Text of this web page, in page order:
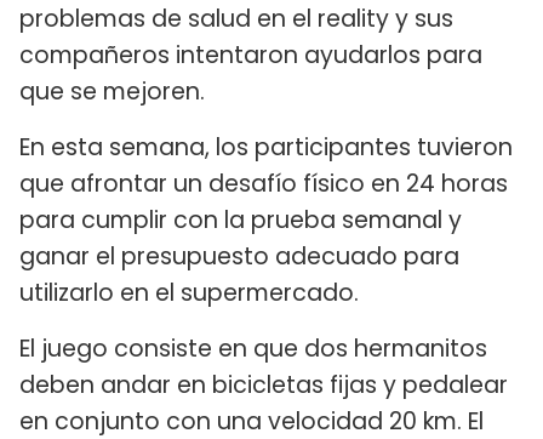
problemas de salud en el reality y sus
compañeros intentaron ayudarlos para
que se mejoren.
En esta semana, los participantes tuvieron
que afrontar un desafío físico en 24 horas
para cumplir con la prueba semanal y
ganar el presupuesto adecuado para
utilizarlo en el supermercado.
El juego consiste en que dos hermanitos
deben andar en bicicletas fijas y pedalear
en conjunto con una velocidad 20 km. El